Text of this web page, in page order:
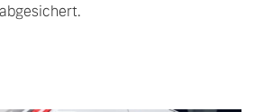
Leasing